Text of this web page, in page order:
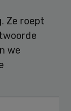
Ze roept
we